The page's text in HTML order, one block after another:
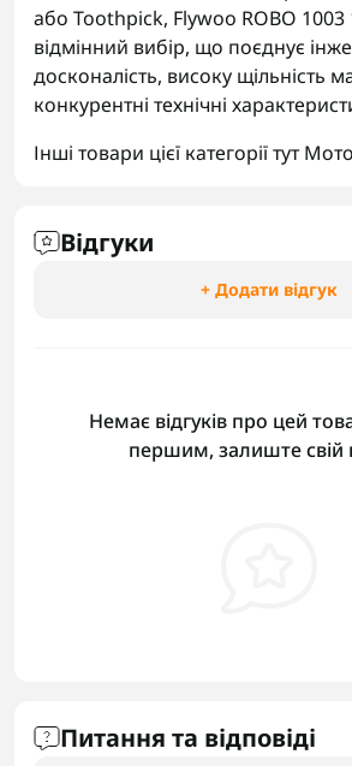
або Toothpick, Flywoo ROBO
відмінний вибір, що поєднує
досконалість, високу щільність
конкурентні технічні
Інші товари цієї категорії тут
Відгуки
+ Додати відгук
Немає відгуків про цей
першим, залиште свій
Питання та відповіді